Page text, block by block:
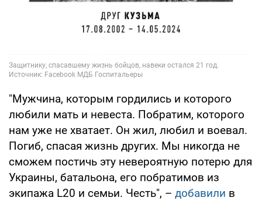
"Мужчина, которым гордились и которого
любили мать и невеста. Побратим, которого
нам уже не хватает. Он жил, любил и воевал.
Погиб, спасая жизнь других. Мы никогда не
сможем постичь эту невероятную потерю для
Украины, батальона, его побратимов из
экипажа L20 и семьи. Честь", – добавили в